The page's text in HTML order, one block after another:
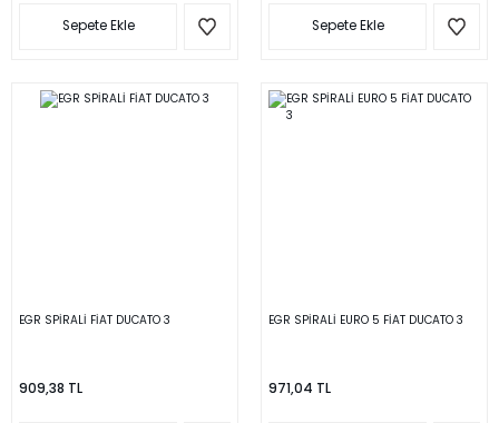
Sepete Ekle Sepete Ekle
EGR SPİRALİ FİAT DUCATO 3
909,38 TL
EGR SPİRALİ EURO 5 FİAT DUCATO 3
971,04 TL